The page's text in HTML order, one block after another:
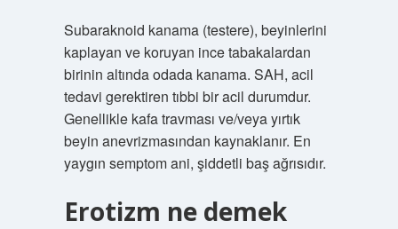
Subaraknoid kanama (testere), beyinlerini
kaplayan ve koruyan ince tabakalardan
birinin altında odada kanama. SAH, acil
tedavi gerektiren tıbbi bir acil durumdur.
Genellikle kafa travması ve/veya yırtık
beyin anevrizmasından kaynaklanır. En
yaygın semptom ani, şiddetli baş ağrısıdır.
Erotizm ne demek